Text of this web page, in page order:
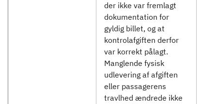
der ikke var fremlagt
dokumentation for
gyldig billet, og at
kontrolafgiften derfor
var korrekt pålagt.
Manglende fysisk
udlevering af afgiften
eller passagerens
travlhed ændrede ikke